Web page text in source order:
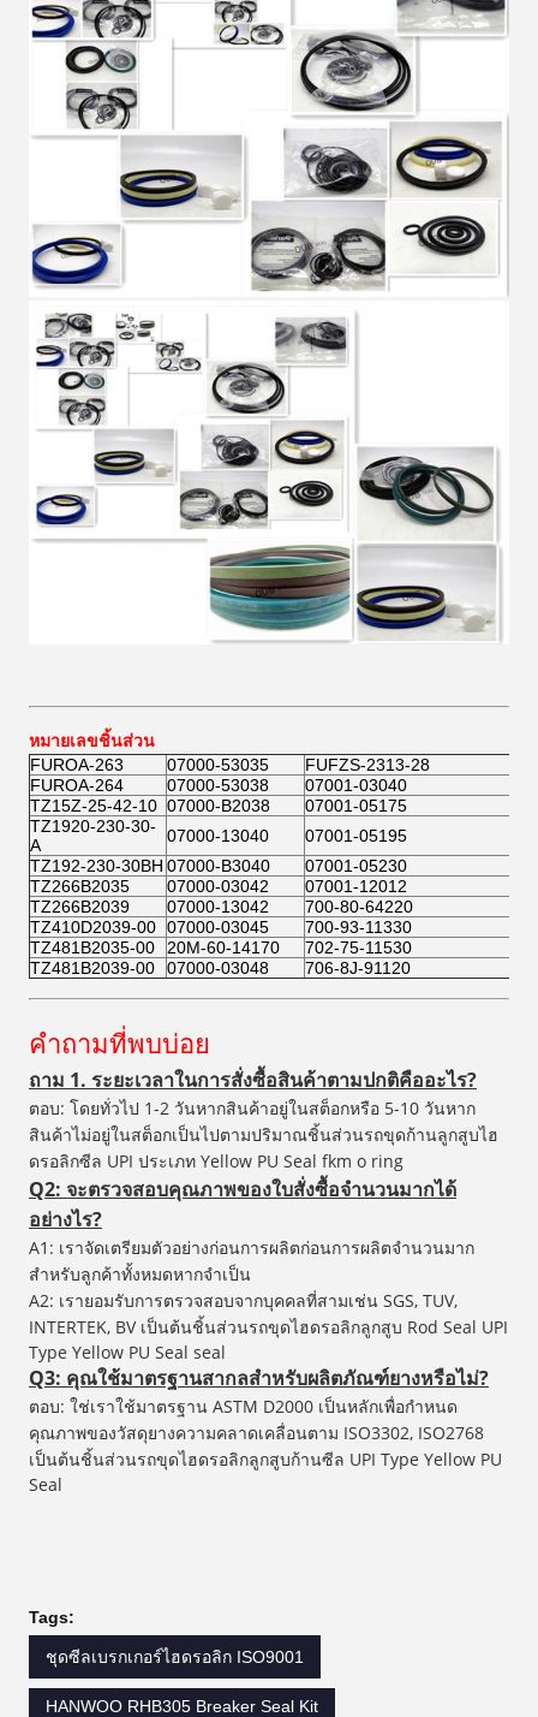
หมายเลขชิ้นส่วน
FUROA-263 07000-53035
FUFZS-2313-28
FUROA-264
07000-53038
07001-03040
TZ15Z-25-42-10 07000-B2038
07001-05175
TZ1920-230-30-
A
07000-13040
07001-05195
TZ192-230-30BH 07000-B3040
07001-05230
TZ266B2035
07000-03042
07001-12012
TZ266B2039
07000-13042
700-80-64220
TZ410D2039-00 07000-03045
700-93-11330
TZ481B2035-00
20M-60-14170
702-75-11530
TZ481B2039-00
07000-03048 706-8J-91120
คำถามที่พบบ่อย
ถาม 1. ระยะเวลาในการสั่งซื้อสินค้าตามปกติคืออะไร?
ตอบ: โดยทั่วไป 1-2 วันหากสินค้าอยู่ในสต็อกหรือ 5-10 วันหาก
สินค้าไม่อยู่ในสต็อกเป็นไปตามปริมาณชิ้นส่วนรถขุดก้านลูกสูบไฮ
ดรอลิกซีล UPI ประเภท Yellow PU Seal fkm o ring
Q2: จะตรวจสอบคุณภาพของใบสั่งซื้อจำนวนมากได้
อย่างไร?
A1: เราจัดเตรียมตัวอย่างก่อนการผลิตก่อนการผลิตจำนวนมาก
สำหรับลูกค้าทั้งหมดหากจำเป็น
A2: เรายอมรับการตรวจสอบจากบุคคลที่สามเช่น SGS, TUV,
INTERTEK, BV เป็นต้นชิ้นส่วนรถขุดไฮดรอลิกลูกสูบ Rod Seal UPI
Type Yellow PU Seal seal
Q3: คุณใช้มาตรฐานสากลสำหรับผลิตภัณฑ์ยางหรือไม่?
ตอบ: ใช่เราใช้มาตรฐาน ASTM D2000 เป็นหลักเพื่อกำหนด
คุณภาพของวัสดุยางความคลาดเคลื่อนตาม ISO3302, ISO2768
เป็นต้นชิ้นส่วนรถขุดไฮดรอลิกลูกสูบก้านซีล UPI Type Yellow PU
Seal
Tags:
ชุดซีลเบรกเกอร์ไฮดรอลิก ISO9001
HANWOO RHB305 Breaker Seal Kit